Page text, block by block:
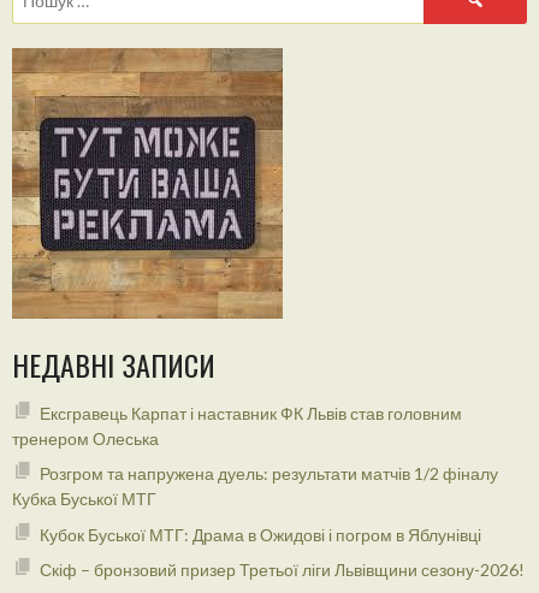
НЕДАВНІ ЗАПИСИ
Ексгравець Карпат і наставник ФК Львів став головним
тренером Олеська
Розгром та напружена дуель: результати матчів 1/2 фіналу
Кубка Буської МТГ
Кубок Буської МТГ: Драма в Ожидові і погром в Яблунівці
Скіф – бронзовий призер Третьої ліги Львівщини сезону-2026!